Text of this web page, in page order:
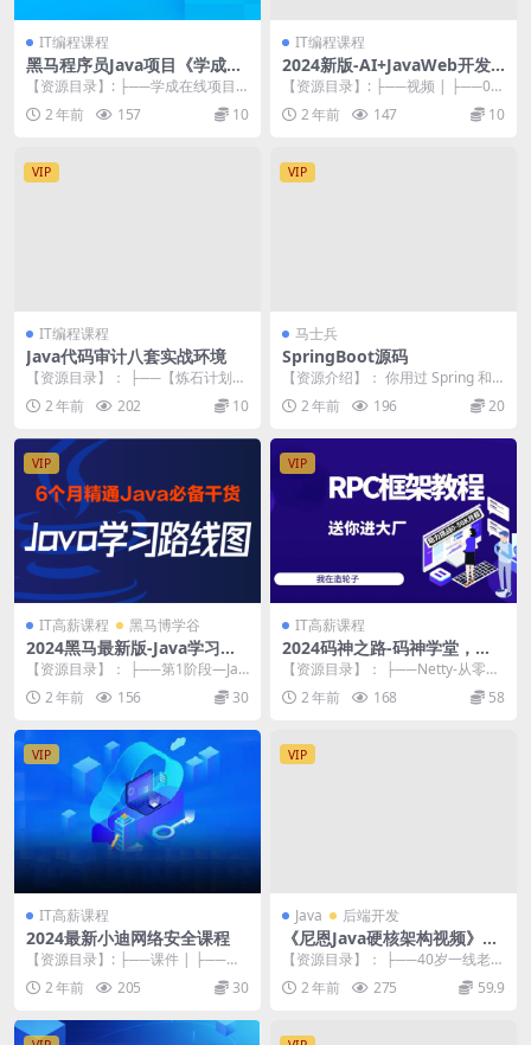
IT编程课程
黑马程序员Java项目《学成在
线》企业级开发实战
【资源目录】: ├──学成在线项目
—视频 | ├──day01 项目介绍&...
2 年前 157 10
IT编程课程
2024新版-AI+JavaWeb开发
入门，Tlias教学管理系统项目
实战全套视频教程
【资源目录】: ├──视频 | ├──01.
Web开发-导学视频.mp4 79....
2 年前 147 10
VIP
IT编程课程
Java代码审计八套实战环境
【资源目录】： ├──【炼石计划@J
ava代码审计】基于SpringBoot的
某...2 年前 202 10
VIP
马士兵
SpringBoot源码
【资源介绍】： 你用过 Spring 和 S
pringBoot 吗？是不是感觉S...
2 年前 196 20
VIP
IT高薪课程 黑马博学谷
2024黑马最新版-Java学习路
线图
【资源目录】： ├──第1阶段—Jav
a基础 | ├──1、Java基础-20天...
2 年前 156 30
VIP
IT高薪课程
2024码神之路-码神学堂，码
神RPC项目,独家Java面试宝典
【资源目录】： ├──Netty-从零实
现RPC框架 | ├──1–【RPC】0...
2 年前 168 58
VIP
IT高薪课程
2024最新小迪网络安全课程
【资源目录】: ├──课件 | ├──第1
0天：基础入门-HTTP数据包&...
2 年前 205 30
VIP
Java 后端开发
《尼恩Java硬核架构视频》史
上最为硬核的Java架构班[20
章]
【资源目录】： ├──40岁一线老架
构师尼恩大厂必备高并发核心编程
电子书等资料 ...
2 年前 275 59.9